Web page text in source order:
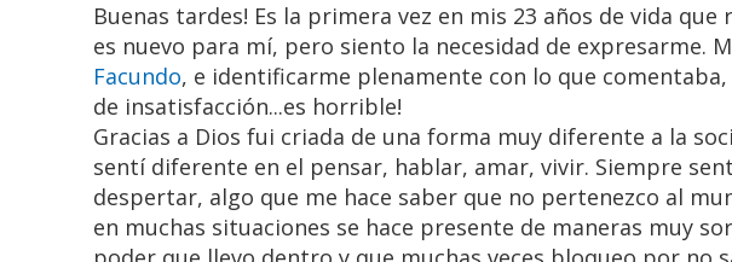
Buenas tardes! Es la primera vez en mis 23 años de vida
es nuevo para mí, pero siento la necesidad de expresarme.
Facundo, e identificarme plenamente con lo que
de insatisfacción...es horrible!
Gracias a Dios fui criada de una forma muy diferente a la
sentí diferente en el pensar, hablar, amar, vivir. Siempre
despertar, algo que me hace saber que no pertenezco al
en muchas situaciones se hace presente de maneras muy